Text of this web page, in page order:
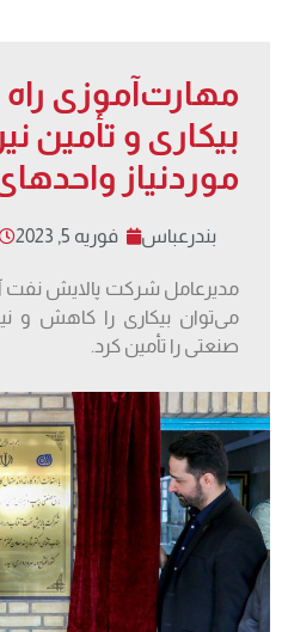
مهارت‌آموزی
بیکاری و تأمین
موردنیاز
بندرعباس فوریه 5, 2023
مدیرعامل شرکت پالایش نفت
می‌توان بیکاری را کاهش و
صنعتی را تأمین کرد.